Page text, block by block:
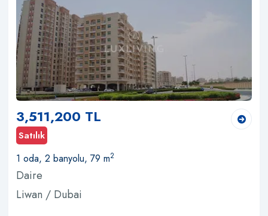
3,511,200 TL
Satılık
1 oda, 2 banyolu, 79 m2
Daire
Liwan / Dubai